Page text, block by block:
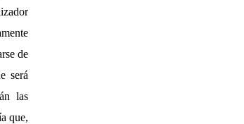
de
será
las
que,